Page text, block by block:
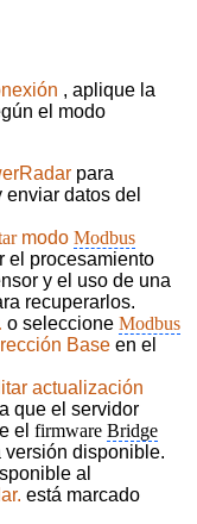
, aplique la
el modo
para
datos del
modo Modbus
el procesamiento
y el uso de una
recuperarlos.
o seleccione Modbus
Base en el
actualización
que el servidor
el firmware Bridge
disponible.
al
está marcado